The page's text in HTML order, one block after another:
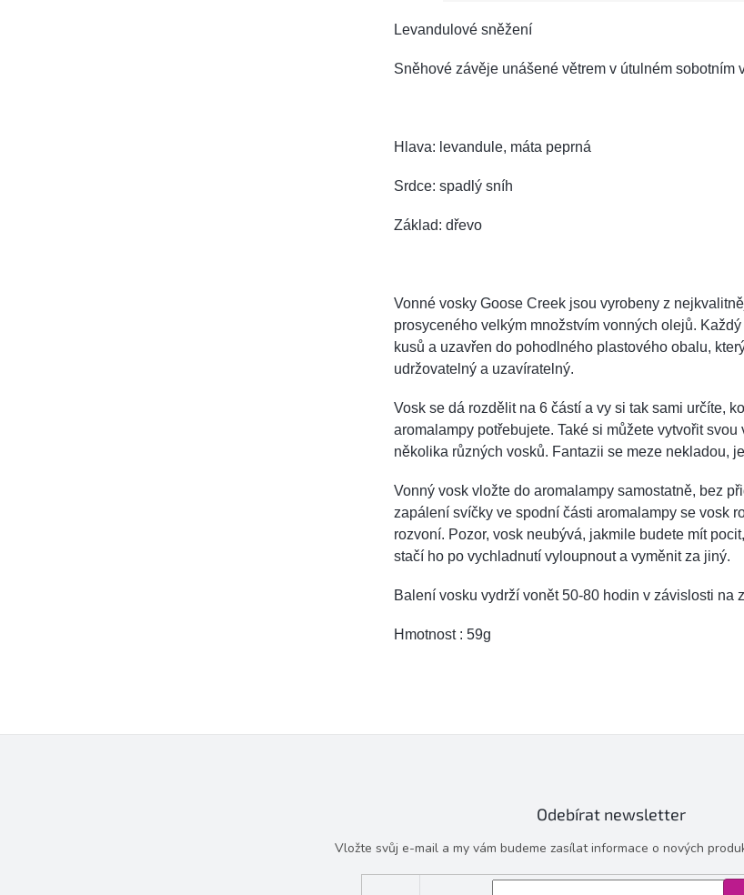
Levandulové sněžení
Sněhové závěje unášené větrem v útulném sobotním
Hlava: levandule, máta peprná
Srdce: spadlý sníh
Základ: dřevo
Vonné vosky Goose Creek jsou vyrobeny z
prosyceného velkým množstvím vonných olejů.
kusů a uzavřen do pohodlného plastového obalu,
udržovatelný a uzavíratelný.
Vosk se dá rozdělit na 6 částí a vy si tak sami určíte,
aromalampy potřebujete. Také si můžete vytvořit svou
několika různých vosků. Fantazii se meze nekladou,
Vonný vosk vložte do aromalampy samostatně, bez
zapálení svíčky ve spodní části aromalampy se vosk
rozvoní. Pozor, vosk neubývá, jakmile budete mít
stačí ho po vychladnutí vyloupnout a vyměnit za jiný.
Balení vosku vydrží vonět 50-80 hodin v závislosti na
Hmotnost : 59g
Odebírat newsletter
Vložte svůj e-mail a my vám budeme zasílat informace o nových